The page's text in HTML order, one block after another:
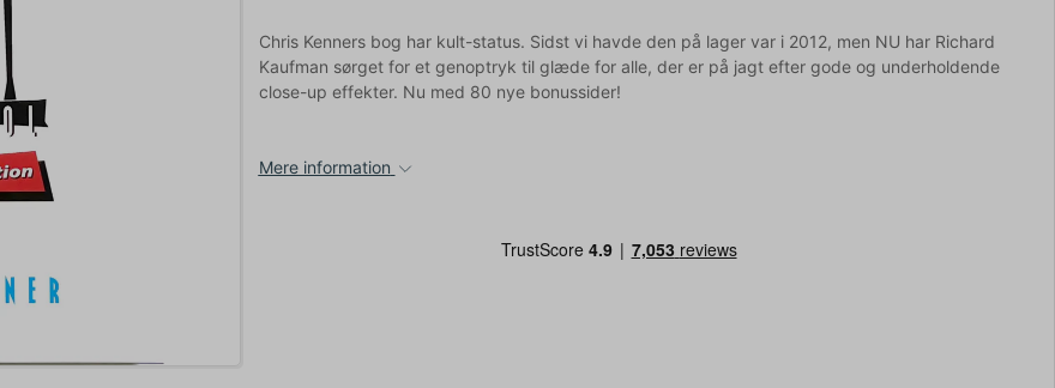
Chris Kenners bog har kult-status. Sidst vi havde den på lager var i 2012, men NU har Richard
Kaufman sørget for et genoptryk til glæde for alle, der er på jagt efter gode og underholdende
close-up effekter. Nu med 80 nye bonussider!
Mere information